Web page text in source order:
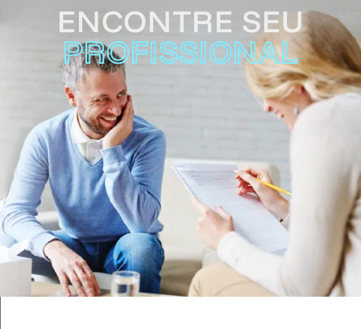
ENCONTRE SEU
PROFISSIONAL